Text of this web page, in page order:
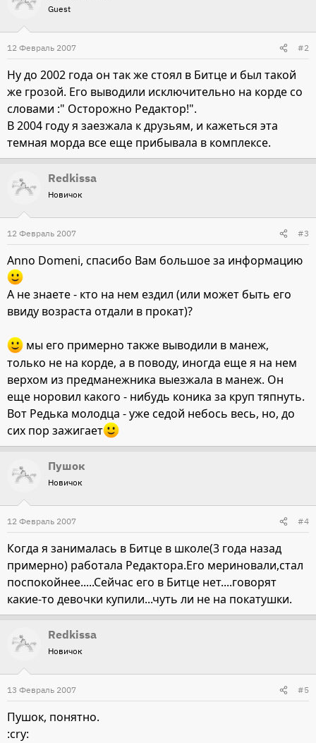
Guest
12 Февраль 2007 #2
Ну до 2002 года он так же стоял в Битце и был такой
же грозой. Его выводили исключительно на корде со
словами :" Осторожно Редактор!".
В 2004 году я заезжала к друзьям, и кажеться эта
темная морда все еще прибывала в комплексе.
Redkissa
Новичок
12 Февраль 2007 #3
Anno Domeni, спасибо Вам большое за информацию
А не знаете - кто на нем ездил (или может быть его
ввиду возраста отдали в прокат)?
мы его примерно также выводили в манеж,
только не на корде, а в поводу, иногда еще я на нем
верхом из предманежника выезжала в манеж. Он
еще норовил какого - нибудь коника за круп тяпнуть.
Вот Редька молодца - уже седой небось весь, но, до
сих пор зажигает
Пушок
Новичок
12 Февраль 2007 #4
Когда я занималась в Битце в школе(3 года назад
примерно) работала Редактора.Его мериновали,стал
поспокойнее.....Сейчас его в Битце нет....говорят
какие-то девочки купили...чуть ли не на покатушки.
Redkissa
Новичок
13 Февраль 2007 #5
Пушок, понятно.
:cry: